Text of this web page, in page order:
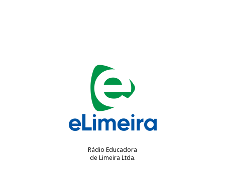
Rádio Educadora
de Limeira Ltda.